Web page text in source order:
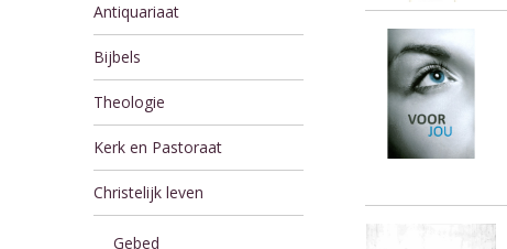
Antiquariaat
Bijbels
Theologie
Kerk en Pastoraat
Christelijk leven
Gebed